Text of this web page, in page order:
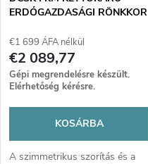
ERDŐGAZDASÁGI RÖNKKOR
€1 699 ÁFA nélkül
€2 089,77
Gépi megrendelésre készült.
Elérhetőség kérésre.
KOSÁRBA
A szimmetrikus szorítás és a